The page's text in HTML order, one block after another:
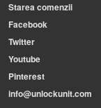
Starea comenzii
Facebook
Twitter
Youtube
Pinterest
info@unlockunit.com